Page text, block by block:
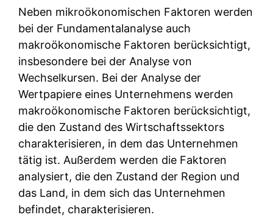
Neben mikroökonomischen Faktoren werden
bei der Fundamentalanalyse auch
makroökonomische Faktoren berücksichtigt,
insbesondere bei der Analyse von
Wechselkursen. Bei der Analyse der
Wertpapiere eines Unternehmens werden
makroökonomische Faktoren berücksichtigt,
die den Zustand des Wirtschaftssektors
charakterisieren, in dem das Unternehmen
tätig ist. Außerdem werden die Faktoren
analysiert, die den Zustand der Region und
das Land, in dem sich das Unternehmen
befindet, charakterisieren.